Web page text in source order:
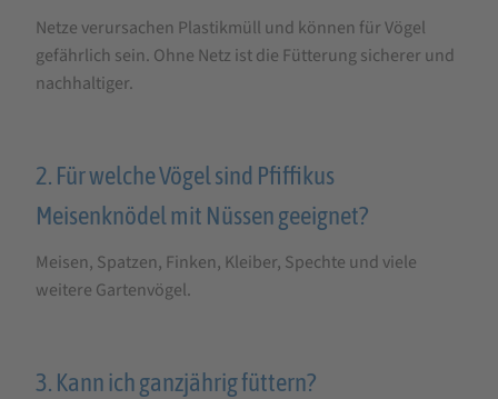
Netze verursachen Plastikmüll und können für Vögel
gefährlich sein. Ohne Netz ist die Fütterung sicherer und
nachhaltiger.
2. Für welche Vögel sind Pfiffikus
Meisenknödel mit Nüssen geeignet?
Meisen, Spatzen, Finken, Kleiber, Spechte und viele
weitere Gartenvögel.
3. Kann ich ganzjährig füttern?